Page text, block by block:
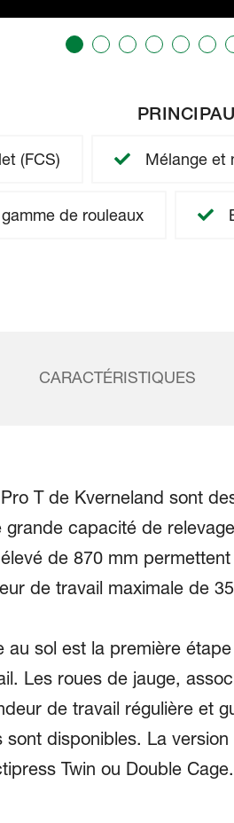
(FCS) Mélange et
de rouleaux
CARACTÉRISTIQUES
T de Kverneland sont
grande capacité de
de 870 mm
de travail maximale de
au sol est la première
Les roues de jauge,
de travail régulière et
disponibles. La
Twin ou Double Cage.